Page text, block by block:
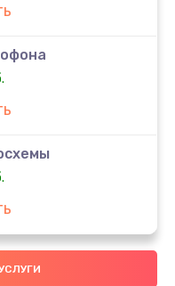
камеры